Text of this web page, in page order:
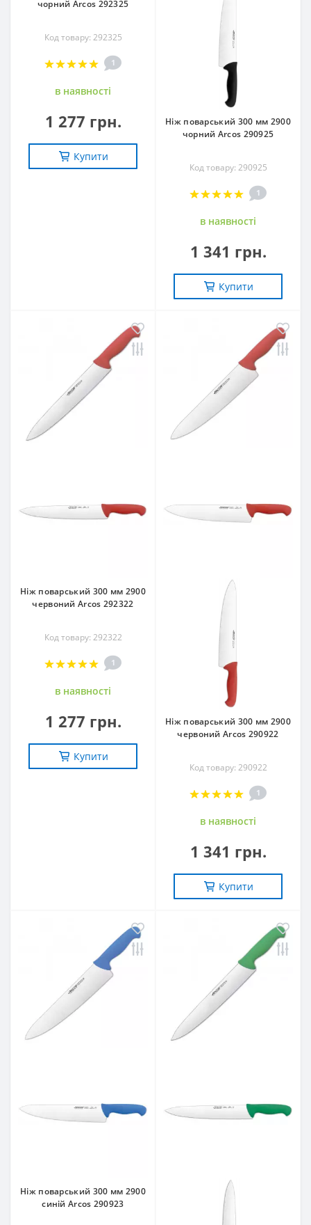
чорний Arcos 292325
Код товару: 292325
1
в наявностi
1 277 грн.
Купити
Ніж поварський 300 мм 2900
чорний Arcos 290925
Код товару: 290925
1
в наявностi
1 341 грн.
Купити
Ніж поварський 300 мм 2900
червоний Arcos 292322
Код товару: 292322
1
в наявностi
1 277 грн.
Купити
Ніж поварський 300 мм 2900
червоний Arcos 290922
Код товару: 290922
1
в наявностi
1 341 грн.
Купити
Ніж поварський 300 мм 2900
синій Arcos 290923